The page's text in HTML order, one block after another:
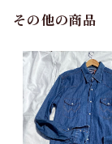
その他の商品